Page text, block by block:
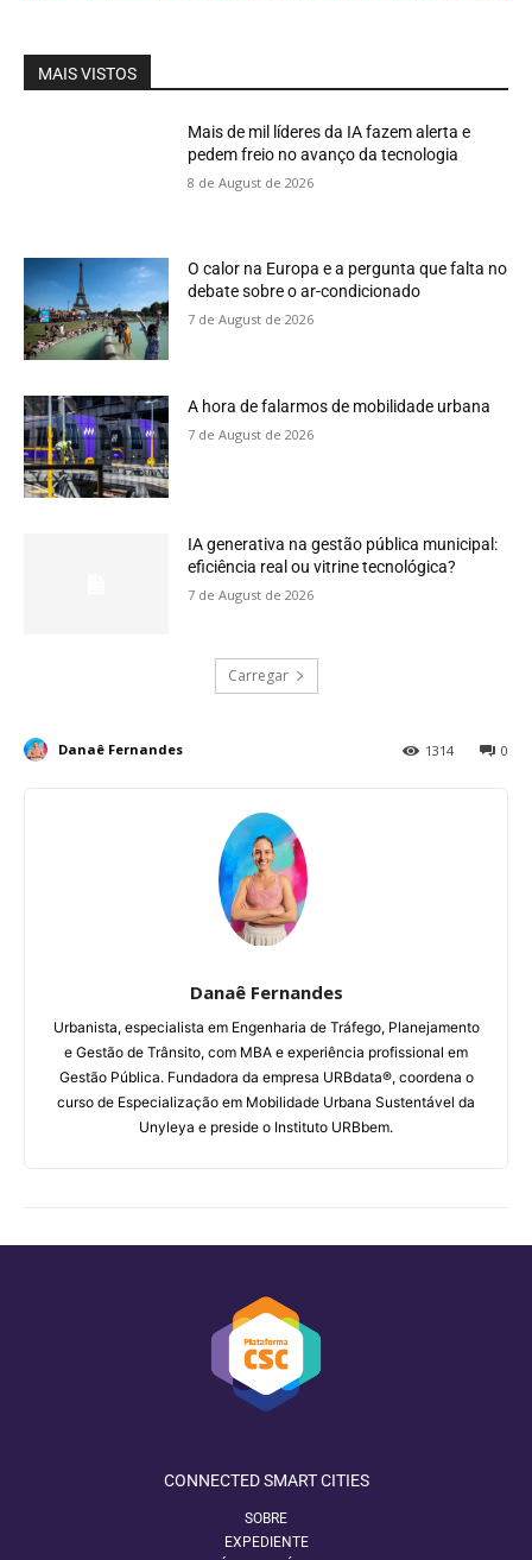
MAIS VISTOS
Mais de mil líderes da IA fazem alerta e
pedem freio no avanço da tecnologia
8 de August de 2026
O calor na Europa e a pergunta que falta no
debate sobre o ar-condicionado
7 de August de 2026
A hora de falarmos de mobilidade urbana
7 de August de 2026
IA generativa na gestão pública municipal:
eficiência real ou vitrine tecnológica?
7 de August de 2026
Carregar
Danaê Fernandes 0
1314
Danaê Fernandes
Urbanista, especialista em Engenharia de Tráfego, Planejamento
e Gestão de Trânsito, com MBA e experiência profissional em
Gestão Pública. Fundadora da empresa URBdata®, coordena o
curso de Especialização em Mobilidade Urbana Sustentável da
Unyleya e preside o Instituto URBbem.
CONNECTED SMART CITIES
SOBRE
EXPEDIENTE